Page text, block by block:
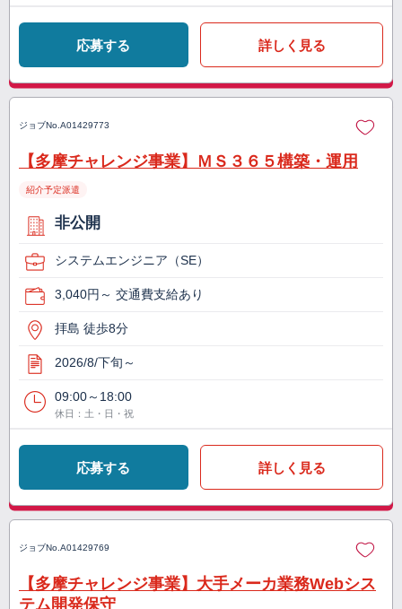
応募する 詳しく見る
ジョブNo. A01429773
【多摩チャレンジ事業】ＭＳ３６５構築・運用
紹介予定派遣
非公開
システムエンジニア（SE）
3,040円～ 交通費支給あり
拝島 徒歩8分
2026/8/下旬～
09:00～18:00
休日：土・日・祝
応募する 詳しく見る
ジョブNo. A01429769
【多摩チャレンジ事業】大手メーカ業務Webシス
テム開発保守